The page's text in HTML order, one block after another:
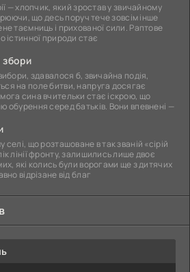
— хлопчик, який зростав у звичайному
що десь поруч тече зовсім інше
таємниць і прихованої сили. Раптове
істинної природи стає
збори
здавалося б, звичайна подія,
на поле битви, напруга досягає
сина вчительки стає іскрою, що
обурення серед батьків. Вони впевнені —
селі, що розташоване в так званій «сірій
лінії фронту, залишились лише двоє
які колись були ворогами ще з дитячих
відрізане від благ